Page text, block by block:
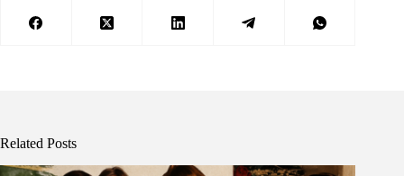
Related Posts